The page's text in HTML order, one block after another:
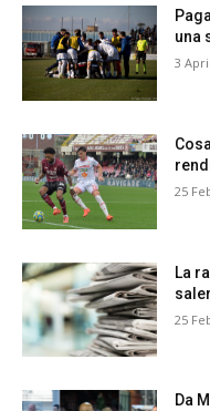
una
3
25
La
25
Da